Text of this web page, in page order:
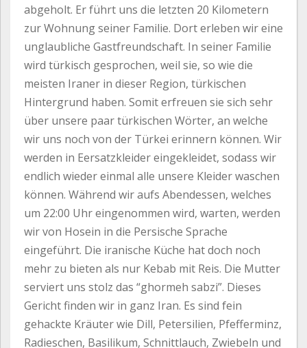
abgeholt. Er führt uns die letzten 20 Kilometern
zur Wohnung seiner Familie. Dort erleben wir eine
unglaubliche Gastfreundschaft. In seiner Familie
wird türkisch gesprochen, weil sie, so wie die
meisten Iraner in dieser Region, türkischen
Hintergrund haben. Somit erfreuen sie sich sehr
über unsere paar türkischen Wörter, an welche
wir uns noch von der Türkei erinnern können. Wir
werden in Eersatzkleider eingekleidet, sodass wir
endlich wieder einmal alle unsere Kleider waschen
können. Während wir aufs Abendessen, welches
um 22:00 Uhr eingenommen wird, warten, werden
wir von Hosein in die Persische Sprache
eingeführt. Die iranische Küche hat doch noch
mehr zu bieten als nur Kebab mit Reis. Die Mutter
serviert uns stolz das “ghormeh sabzi”. Dieses
Gericht finden wir in ganz Iran. Es sind fein
gehackte Kräuter wie Dill, Petersilien, Pfefferminz,
Radieschen, Basilikum, Schnittlauch, Zwiebeln und